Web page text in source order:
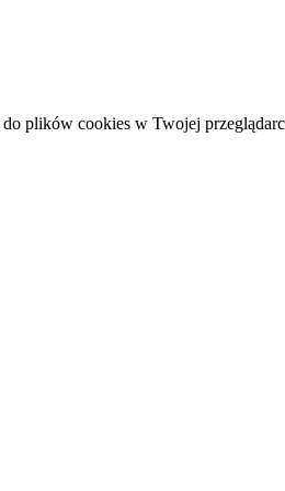
do plików cookies w Twojej